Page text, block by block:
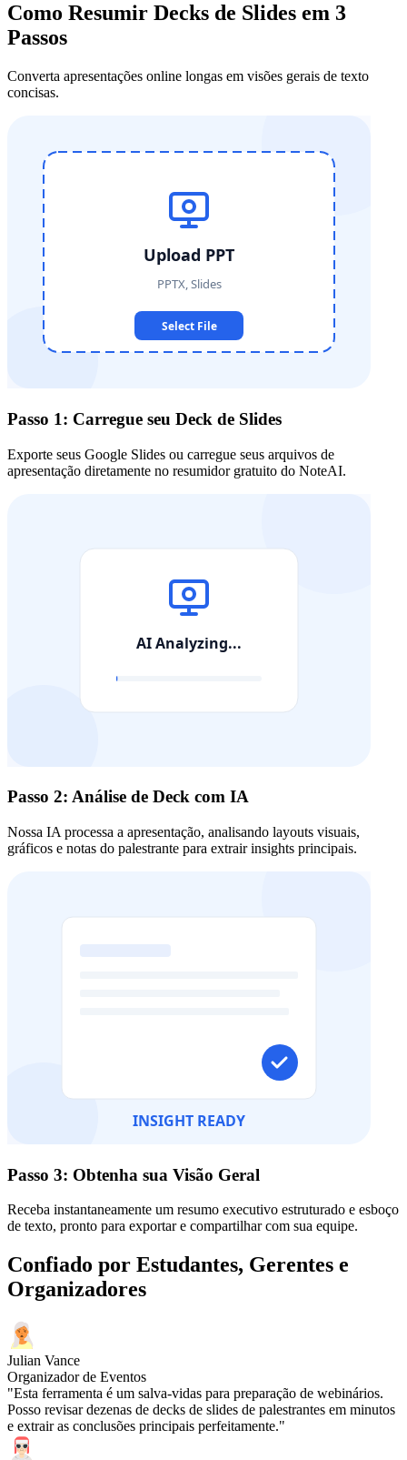
Como Resumir Decks de Slides em 3
Passos
Converta apresentações online longas em visões gerais de texto
concisas.
Passo 1: Carregue seu Deck de Slides
Exporte seus Google Slides ou carregue seus arquivos de
apresentação diretamente no resumidor gratuito do NoteAI.
Passo 2: Análise de Deck com IA
Nossa IA processa a apresentação, analisando layouts visuais,
gráficos e notas do palestrante para extrair insights principais.
Passo 3: Obtenha sua Visão Geral
Receba instantaneamente um resumo executivo estruturado e esboço
de texto, pronto para exportar e compartilhar com sua equipe.
Confiado por Estudantes, Gerentes e
Organizadores
Julian Vance
Organizador de Eventos
"Esta ferramenta é um salva-vidas para preparação de webinários.
Posso revisar dezenas de decks de slides de palestrantes em minutos
e extrair as conclusões principais perfeitamente."